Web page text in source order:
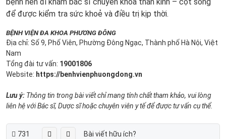
để được kiểm tra sức khoẻ và điều trị kịp thời.
BỆNH VIỆN ĐA KHOA PHƯƠNG ĐÔNG
Địa chỉ: Số 9, Phố Viên, Phường Đông Ngạc, Thành phố Hà Nội, Việt
Nam
Tổng đài tư vấn: 19001806
Website: https://benhvienphuongdong.vn
Lưu ý: Thông tin trong bài viết chỉ mang tính chất tham khảo, vui lòng
liên hệ với Bác sĩ, Dược sĩ hoặc chuyên viên y tế để được tư vấn cụ thể.
731 Bài viết hữu ích?